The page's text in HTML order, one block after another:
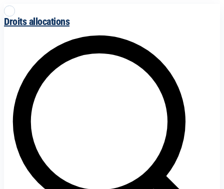
Droits allocations